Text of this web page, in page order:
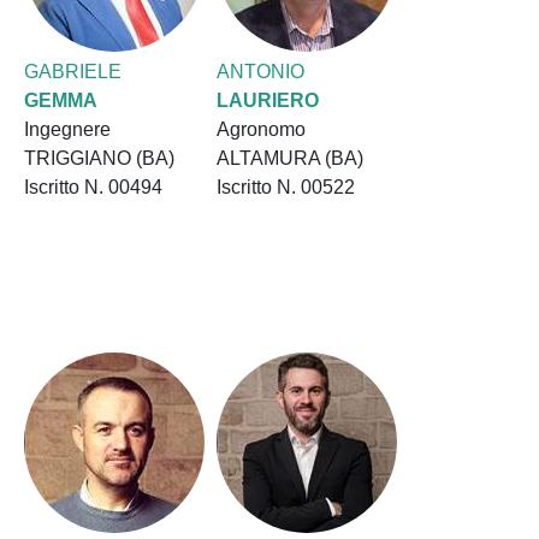
GABRIELE
GEMMA
Ingegnere
TRIGGIANO (BA)
Iscritto N. 00494
ANTONIO
LAURIERO
Agronomo
ALTAMURA (BA)
Iscritto N. 00522